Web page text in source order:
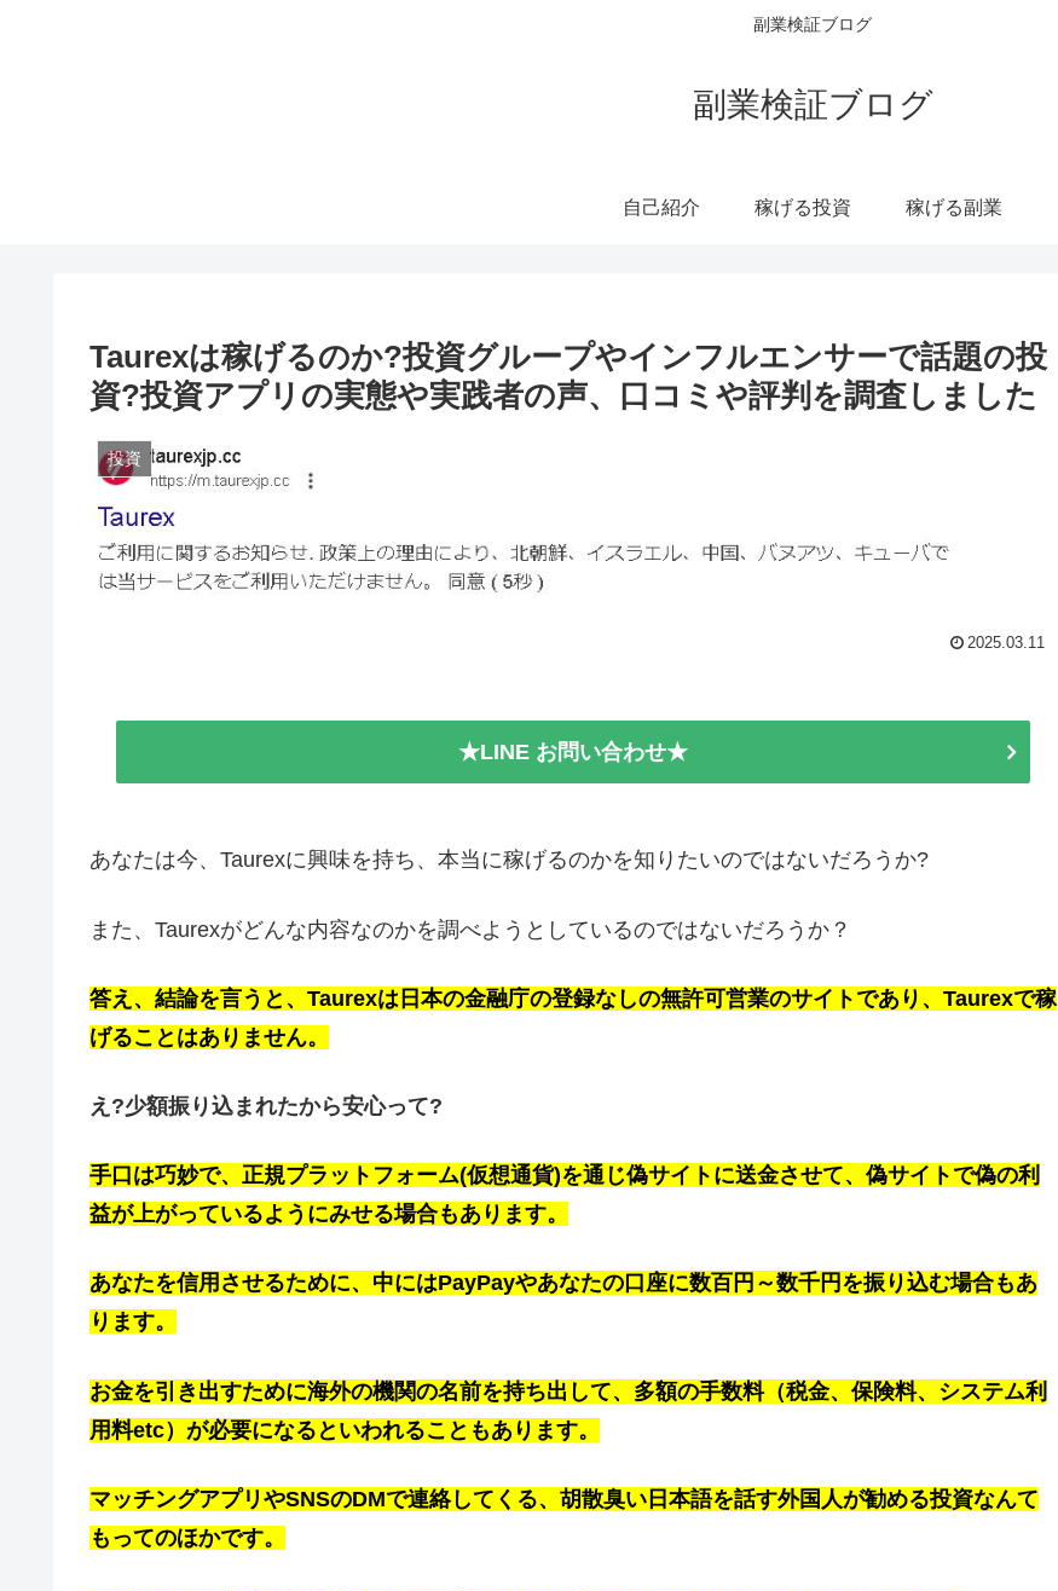
副業検証ブログ
副業検証ブログ
自己紹介 稼げる投資 稼げる副業
Taurexは稼げるのか?投資グループやインフルエンサーで話題の投
資?投資アプリの実態や実践者の声、口コミや評判を調査しました
投資
2025.03.11
★LINE お問い合わせ★
あなたは今、Taurexに興味を持ち、本当に稼げるのかを知りたいのではないだろうか?
また、Taurexがどんな内容なのかを調べようとしているのではないだろうか？
答え、結論を言うと、Taurexは日本の金融庁の登録なしの無許可営業のサイトであり、Taurexで稼
げることはありません。
え?少額振り込まれたから安心って?
手口は巧妙で、 正規プラットフォーム(仮想通貨)を通じ偽サイトに送金させて、偽サイトで偽の利
益が上がっているようにみせる場合もあります。
あなたを信用させるために、中にはPayPayやあなたの口座に数百円～数千円を振り込む場合もあ
ります。
お金を引き出すために海外の機関の名前を持ち出して、多額の手数料（税金、保険料、システム利
用料etc）が必要になるといわれることもあります。
マッチングアプリやSNSのDMで連絡してくる、胡散臭い日本語を話す外国人が勧める投資なんて
もってのほかです。